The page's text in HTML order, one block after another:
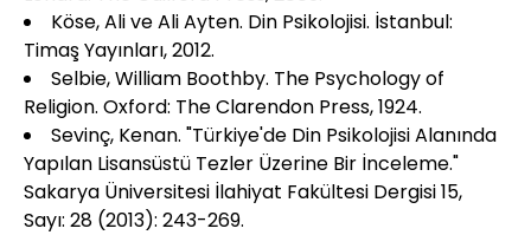
Köse, Ali ve Ali Ayten. Din Psikolojisi. İstanbul:
Timaş Yayınları, 2012.
Selbie, William Boothby. The Psychology of
Religion. Oxford: The Clarendon Press, 1924.
Sevinç, Kenan. "Türkiye'de Din Psikolojisi Alanında
Yapılan Lisansüstü Tezler Üzerine Bir İnceleme."
Sakarya Üniversitesi İlahiyat Fakültesi Dergisi 15,
Sayı: 28 (2013): 243-269.